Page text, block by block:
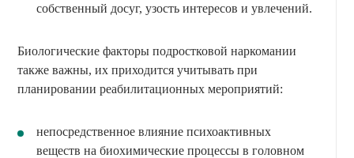
собственный досуг, узость интересов и увлечений.
Биологические факторы подростковой наркомании
также важны, их приходится учитывать при
планировании реабилитационных мероприятий:
непосредственное влияние психоактивных
веществ на биохимические процессы в головном